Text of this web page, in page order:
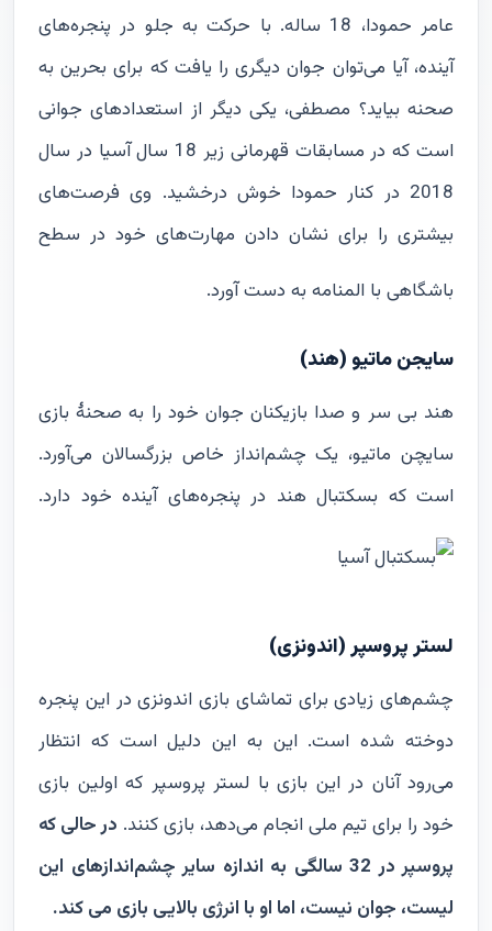
عامر حمودا، 18 ساله. با حرکت به جلو در پنجره‌های
آینده، آیا می‌توان جوان دیگری را یافت که برای بحرین به
صحنه بیاید؟ مصطفی، یکی دیگر از استعدادهای جوانی
است که در مسابقات قهرمانی زیر 18 سال آسیا در سال
2018 در کنار حمودا خوش درخشید. وی فرصت‌های
بیشتری را برای نشان دادن مهارت‌های خود در سطح
باشگاهی با المنامه به دست آورد.
سایجن ماتیو (هند)
هند بی سر و صدا بازیکنان جوان خود را به صحنۀ بازی
بزرگسالان می‌آورد. سایچن ماتیو، یک چشم‌انداز خاص
است که بسکتبال هند در پنجره‌های آینده خود دارد.
لستر پروسپر (اندونزی)
چشم‌های زیادی برای تماشای بازی اندونزی در این پنجره
دوخته شده است. این به این دلیل است که انتظار
می‌رود آنان در این بازی با لستر پروسپر که اولین بازی
خود را برای تیم ملی انجام می‌دهد، بازی کنند. در حالی که
پروسپر در 32 سالگی به اندازه سایر چشم‌اندازهای این
لیست، جوان نیست، اما او با انرژی بالایی بازی می کند.